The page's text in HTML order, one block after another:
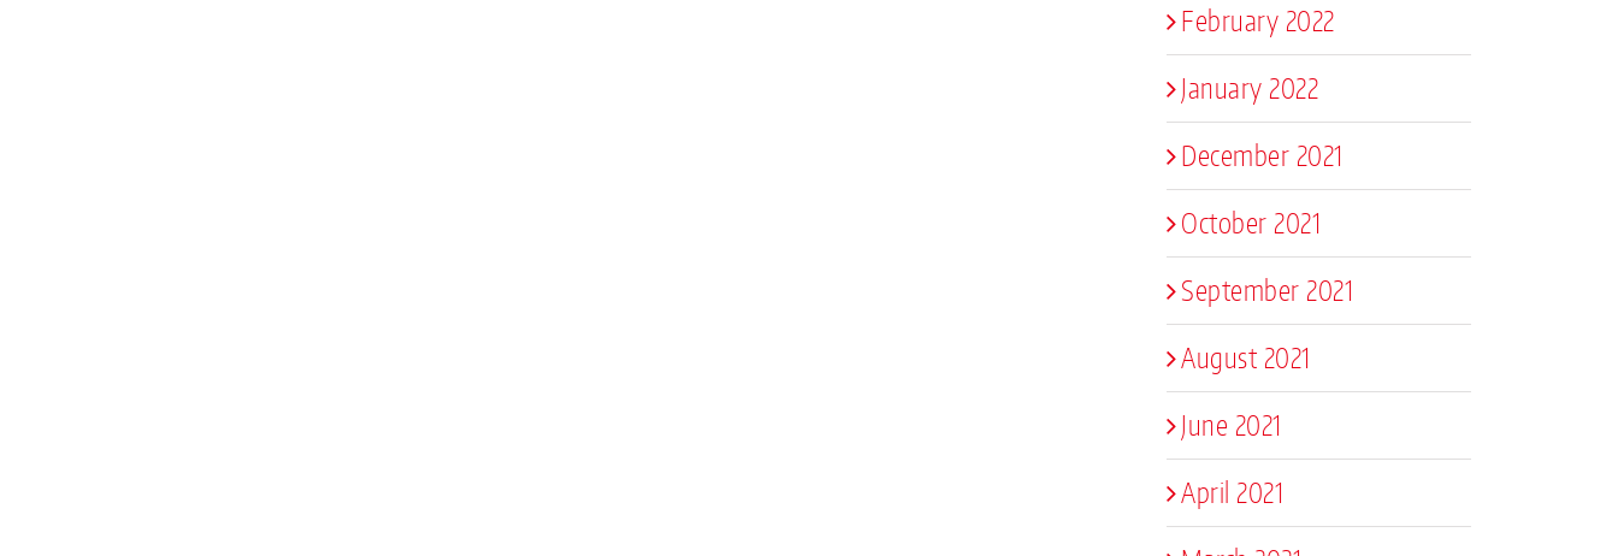
February 2022
January 2022
December 2021
October 2021
September 2021
August 2021
June 2021
April 2021